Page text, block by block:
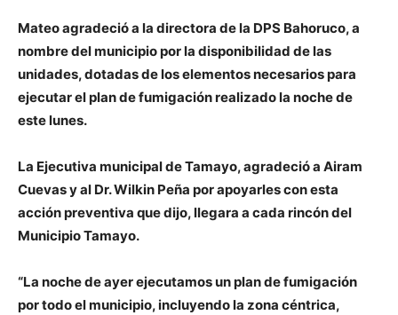
Mateo agradeció a la directora de la DPS Bahoruco, a
nombre del municipio por la disponibilidad de las
unidades, dotadas de los elementos necesarios para
ejecutar el plan de fumigación realizado la noche de
este lunes.
La Ejecutiva municipal de Tamayo, agradeció a Airam
Cuevas y al Dr. Wilkin Peña por apoyarles con esta
acción preventiva que dijo, llegara a cada rincón del
Municipio Tamayo.
“La noche de ayer ejecutamos un plan de fumigación
por todo el municipio, incluyendo la zona céntrica,